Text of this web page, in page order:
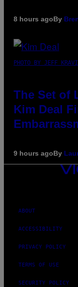
8 hours agoBy
PHOTO BY JEFF
The Set of
Kim Deal
9 hours agoBy
VICE
MEDIA
ABOUT
ACCESSIBILITY
PRIVACY POLICY
TERMS OF USE
SECURITY POLICY